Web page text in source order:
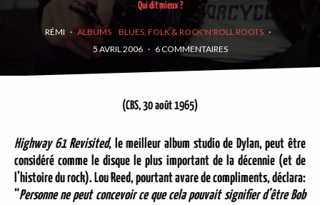
Qui dit mieux ?
RÉMI · ALBUMS BLUES, FOLK & ROCK'N'ROLL ROOTS ·
5 AVRIL 2006 · 6 COMMENTAIRES
(CBS, 30 août 1965)
Highway 61 Revisited, le meilleur album studio de Dylan, peut être
considéré comme le disque le plus important de la décennie (et de
l’histoire du rock). Lou Reed, pourtant avare de compliments, déclara:
“Personne ne peut concevoir ce que cela pouvait signifier d’être Bob